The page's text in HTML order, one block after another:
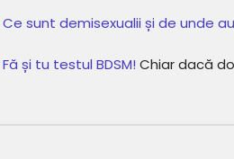
Ce sunt demisexualii și de unde
Fă și tu testul BDSM! Chiar dacă